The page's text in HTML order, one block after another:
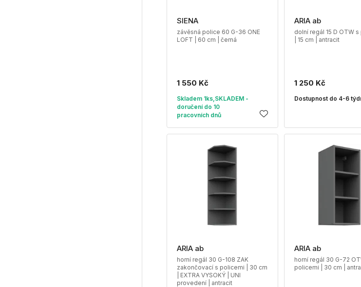
SIENA
závěsná police 60 G-36 ONE
LOFT | 60 cm | černá
1 550 Kč
Skladem 1ks,SKLADEM -
doručení do 10
pracovních dnů
ARIA ab
dolní regál 15 D OTW
| 15 cm | antracit
1 250 Kč
Dostupnost do 4-6
ARIA ab
horní regál 30 G-108 ZAK
zakončovací s policemi | 30 cm
| EXTRA VYSOKÝ | UNI
provedení | antracit
ARIA ab
horní regál 30 G-72
policemi | 30 cm |